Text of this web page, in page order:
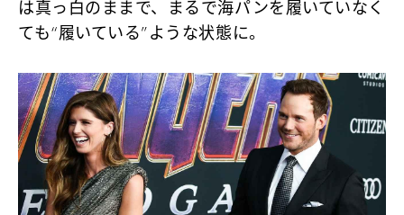
は真っ白のままで、まるで海パンを履いていなく
ても“履いている”ような状態に。